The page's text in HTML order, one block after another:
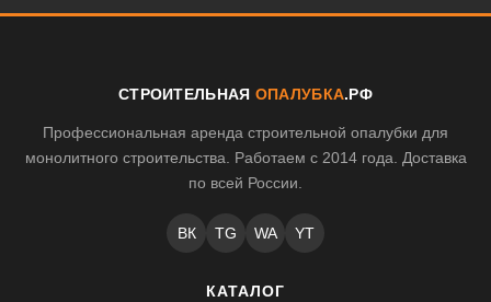
СТРОИТЕЛЬНАЯ ОПАЛУБКА.РФ
Профессиональная аренда строительной опалубки для
монолитного строительства. Работаем с 2014 года. Доставка
по всей России.
ВК TG WA YT
КАТАЛОГ